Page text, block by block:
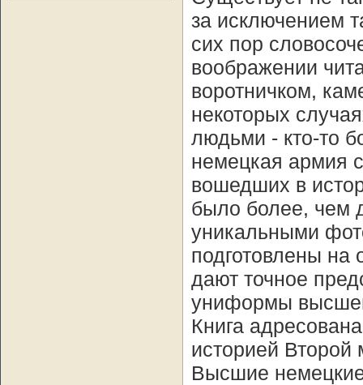
за исключением
сих пор
воображении
воротничком,
некоторых
людьми - кто-то
немецкая армия
вошедших в
было более, чем
уникальными
подготовлены на
дают точное
униформы
Книга
историей
Высшие